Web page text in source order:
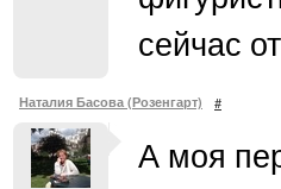
сейчас
Наталия Басова (Розенгарт) #
А моя